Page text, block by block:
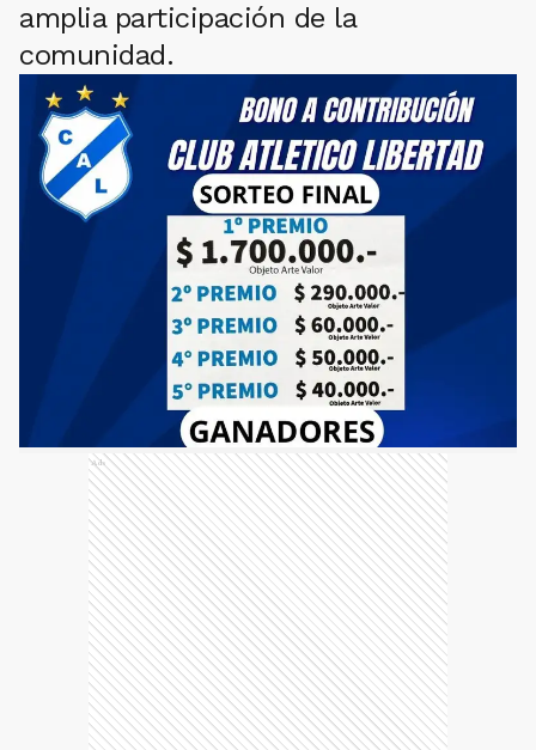
amplia participación de la
comunidad.
Ads